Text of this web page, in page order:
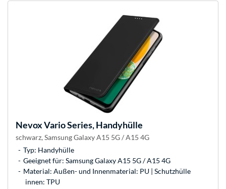
NevoxVario Series, Handyhülle
schwarz, Samsung Galaxy A15 5G / A15 4G
Typ: Handyhülle
Geeignet für: Samsung Galaxy A15 5G / A15 4G
Material: Außen- und Innenmaterial: PU | Schutzhülle
innen: TPU